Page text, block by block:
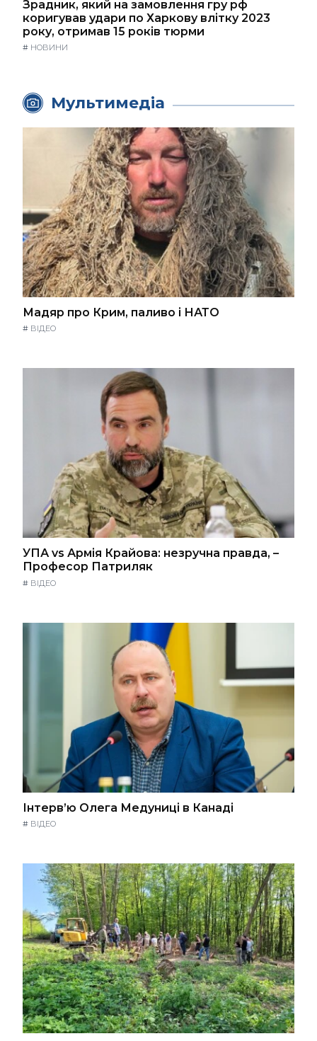
Зрадник, який на замовлення гру рф
коригував удари по Харкову влітку 2023
року, отримав 15 років тюрми
# НОВИНИ
Мультимедіа
Мадяр про Крим, паливо і НАТО
# ВІДЕО
УПА vs Армія Крайова: незручна правда, –
Професор Патриляк
# ВІДЕО
Інтерв’ю Олега Медуниці в Канаді
# ВІДЕО